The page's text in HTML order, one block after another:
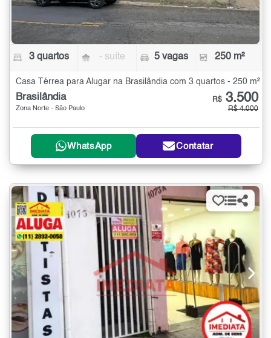
3 quartos - suíte 5 vagas 250 m²
Casa Térrea para Alugar na Brasilândia com 3 quartos - 250 m²
Brasilândia
Zona Norte - São Paulo
R$ 3.500
R$ 4.000
WhatsApp Contatar